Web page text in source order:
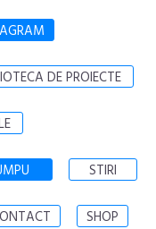
DE PROIECTE
STIRI
SHOP